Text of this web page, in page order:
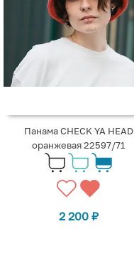
Панама CHECK YA HEAD
оранжевая 22597/71
2 200 ₽